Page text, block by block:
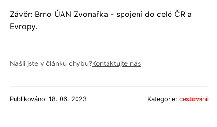
Závěr: Brno ÚAN Zvonařka - spojení do celé ČR a
Evropy.
Našli jste v článku chybu?Kontaktujte nás
Publikováno: 18. 06. 2023 Kategorie: cestování